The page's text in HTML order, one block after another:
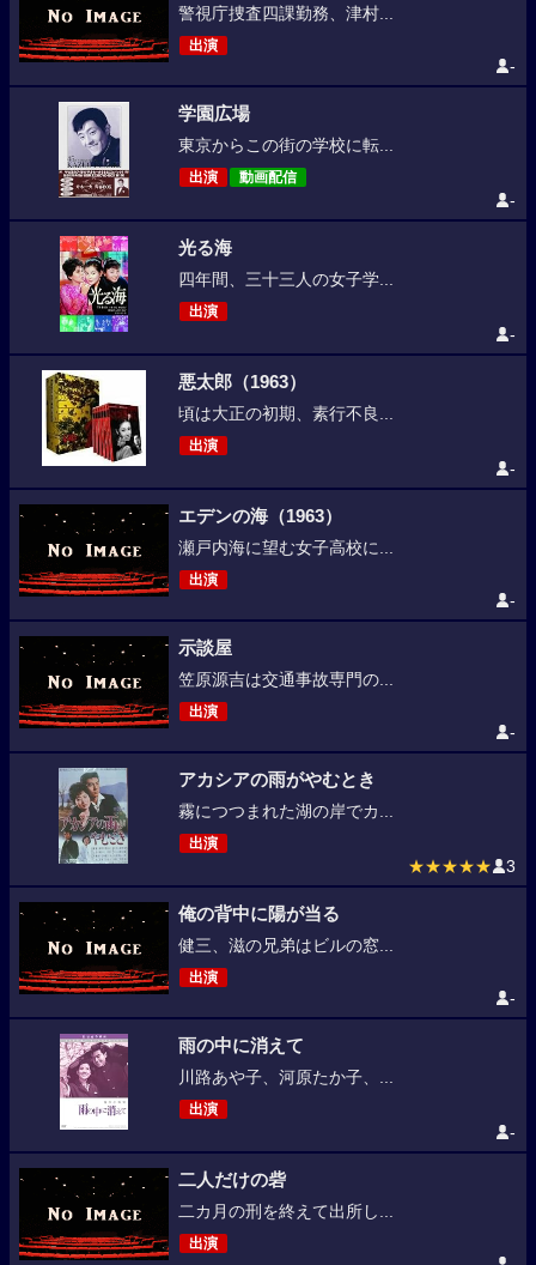
警視庁捜査四課勤務、津村...
出演
-
学園広場
東京からこの街の学校に転...
出演 動画配信
-
光る海
四年間、三十三人の女子学...
出演
-
悪太郎（1963）
頃は大正の初期、素行不良...
出演
-
エデンの海（1963）
瀬戸内海に望む女子高校に...
出演
-
示談屋
笠原源吉は交通事故専門の...
出演
-
アカシアの雨がやむとき
霧につつまれた湖の岸でカ...
出演
★★★★★ 3
俺の背中に陽が当る
健三、滋の兄弟はビルの窓...
出演
-
雨の中に消えて
川路あや子、河原たか子、...
出演
-
二人だけの砦
二カ月の刑を終えて出所し...
出演